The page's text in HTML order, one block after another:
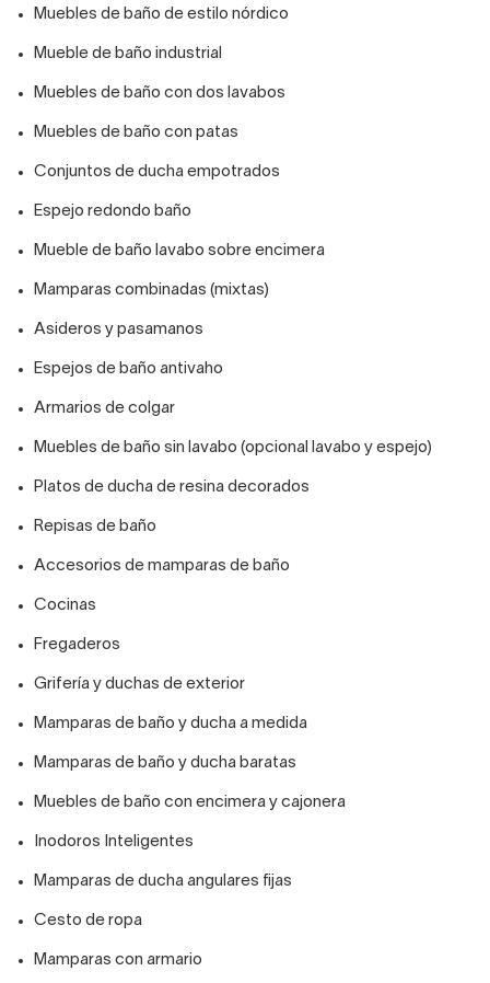
Muebles de baño de estilo nórdico
Mueble de baño industrial
Muebles de baño con dos lavabos
Muebles de baño con patas
Conjuntos de ducha empotrados
Espejo redondo baño
Mueble de baño lavabo sobre encimera
Mamparas combinadas (mixtas)
Asideros y pasamanos
Espejos de baño antivaho
Armarios de colgar
Muebles de baño sin lavabo (opcional lavabo y espejo)
Platos de ducha de resina decorados
Repisas de baño
Accesorios de mamparas de baño
Cocinas
Fregaderos
Grifería y duchas de exterior
Mamparas de baño y ducha a medida
Mamparas de baño y ducha baratas
Muebles de baño con encimera y cajonera
Inodoros Inteligentes
Mamparas de ducha angulares fijas
Cesto de ropa
Mamparas con armario